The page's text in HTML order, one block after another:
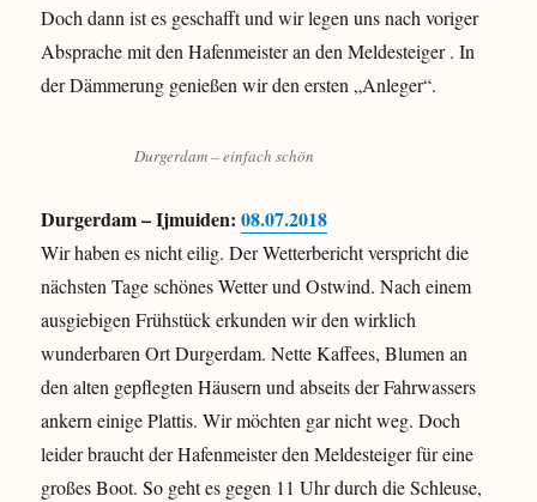
Doch dann ist es geschafft und wir legen uns nach voriger
Absprache mit den Hafenmeister an den Meldesteiger . In
der Dämmerung genießen wir den ersten „Anleger“.
Durgerdam – einfach schön
Durgerdam – Ijmuiden:08.07.2018
Wir haben es nicht eilig. Der Wetterbericht verspricht die
nächsten Tage schönes Wetter und Ostwind. Nach einem
ausgiebigen Frühstück erkunden wir den wirklich
wunderbaren Ort Durgerdam. Nette Kaffees, Blumen an
den alten gepflegten Häusern und abseits der Fahrwassers
ankern einige Plattis. Wir möchten gar nicht weg. Doch
leider braucht der Hafenmeister den Meldesteiger für eine
großes Boot. So geht es gegen 11 Uhr durch die Schleuse,